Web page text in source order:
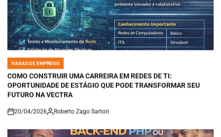
POSTED
IN
VAGAS DE EMPREGO
COMO CONSTRUIR UMA CARREIRA EM REDES DE TI:
OPORTUNIDADE DE ESTÁGIO QUE PODE TRANSFORMAR SEU
FUTURO NA VECTRA
on